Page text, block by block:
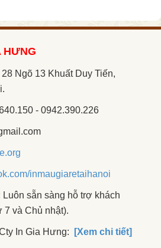
28 Ngõ 13 Khuất Duy Tiến,
- 0942.390.226
inmaugiaretaihanoi
Luôn sẵn sàng hỗ trợ khách
7 và Chủ nhật).
In Gia Hưng: [Xem chi tiết]